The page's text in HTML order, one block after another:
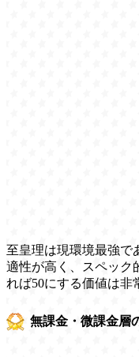
至皇理は現環境最強で
適性が高く、スペック
れば50にする価値は非
無課金・微課金層